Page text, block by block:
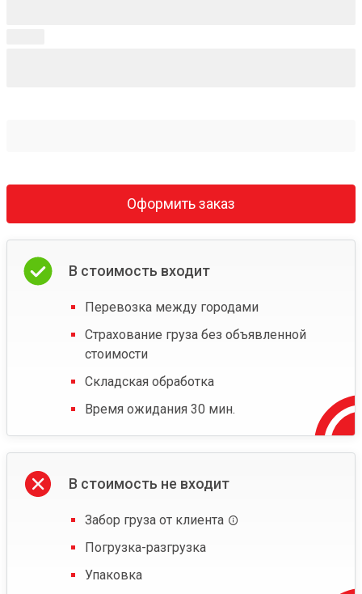
Оформить заказ
В стоимость входит
Перевозка между городами
Страхование груза без объявленной
стоимости
Складская обработка
Время ожидания 30 мин.
В стоимость не входит
Забор груза от клиента
Погрузка-разгрузка
Упаковка